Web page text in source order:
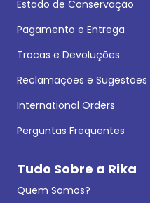
Estado de Conservação
Pagamento e Entrega
Trocas e Devoluções
Reclamações e Sugestões
International Orders
Perguntas Frequentes
Tudo Sobre a Rika
Quem Somos?